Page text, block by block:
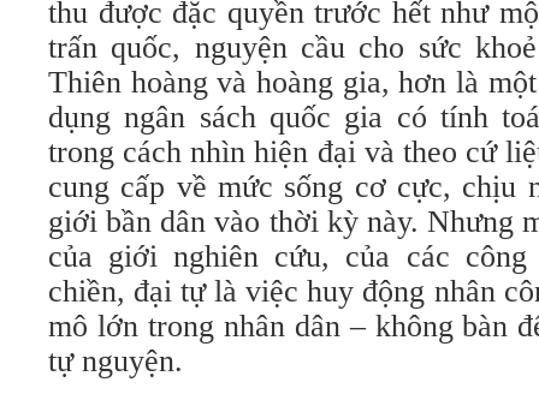
thu được đặc quyền trước hết như
trấn quốc, nguyện cầu cho sức
Thiên hoàng và hoàng gia, hơn là
dụng ngân sách quốc gia có tính
trong cách nhìn hiện đại và theo cứ
cung cấp về mức sống cơ cực, chịu
giới bần dân vào thời kỳ này. Nhưng
của giới nghiên cứu, của các
chiền, đại tự là việc huy động nhân
mô lớn trong nhân dân – không bàn
tự nguyện.